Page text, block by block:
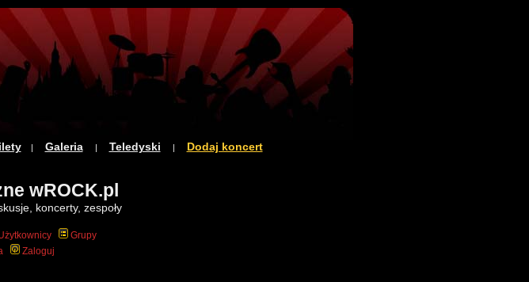
| Galeria| Teledyski | Dodaj koncert
wROCK.pl
koncerty, zespoły
Grupy
Zaloguj